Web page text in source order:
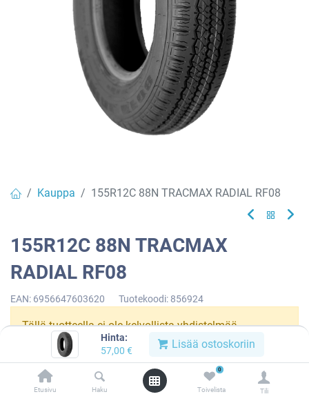
Hinta:
57,00 € Lisää ostoskoriin
Etusivu Haku
0
Toivelista Tili
Kauppa 155R12C 88N TRACMAX RADIAL RF08
155R12C 88N TRACMAX
RADIAL RF08
EAN: 6956647603620 Tuotekoodi: 856924
Tällä tuotteella ei ole kelvollista yhdistelmää.
TRACMAX